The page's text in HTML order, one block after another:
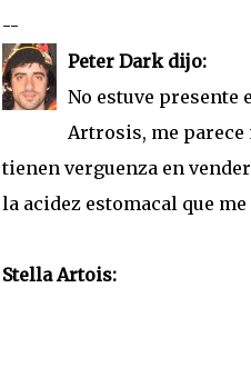
--
Peter Dark dijo:
No estuve presente
Artrosis, me
tienen verguenza en
la acidez estomacal que
Stella Artois: